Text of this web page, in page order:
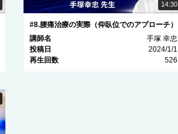
14:30
#8.腰痛治療の実際（仰臥位でのアプローチ）
講師名
手塚 幸忠
投稿日
2024/1/1
再生回数
526